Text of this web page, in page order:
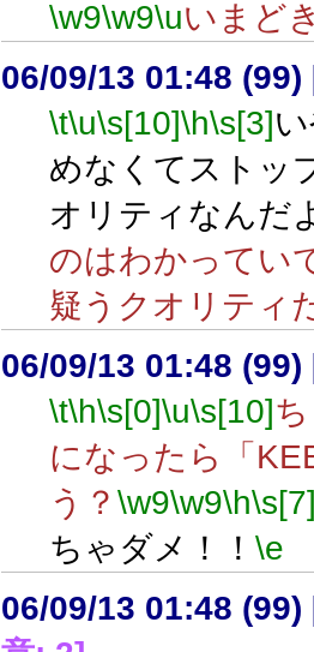
\w9\w9\uいまど
06/09/13 01:48 (99)
\t\u\s[10]\h\s[3]
めなくてストッ
オリティなんだ
のはわかってい
疑うクオリティ
06/09/13 01:48 (99)
\t\h\s[0]\u\s[10]
になったら「
う？ \w9\w9\h
ちゃダメ！！ \e
06/09/13 01:48 (99)